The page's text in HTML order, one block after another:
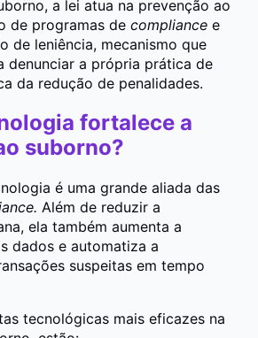
a lei atua na prevenção ao
de programas de compliance e
de leniência, mecanismo que
denunciar a própria prática de
da redução de penalidades.
fortalece a
suborno?
é uma grande aliada das
Além de reduzir a
ela também aumenta a
dados e automatiza a
suspeitas em tempo
tecnológicas mais eficazes na